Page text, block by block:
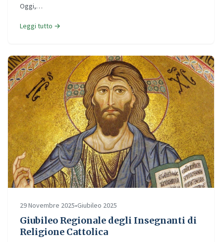
Oggi,…
Leggi tutto →
29 Novembre 2025•Giubileo 2025
Giubileo Regionale degli Insegnanti di
Religione Cattolica